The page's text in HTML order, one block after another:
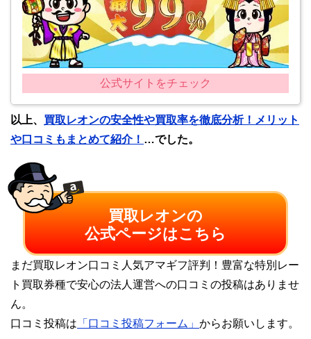
公式サイトをチェック
以上、 買取レオンの安全性や買取率を徹底分析！メリット
や口コミもまとめて紹介！ …でした。
買取レオンの
公式ページはこちら
まだ買取レオン口コミ人気アマギフ評判！豊富な特別レー
ト買取券種で安心の法人運営への口コミの投稿はありませ
ん。
口コミ投稿は 「口コミ投稿フォーム」 からお願いします。